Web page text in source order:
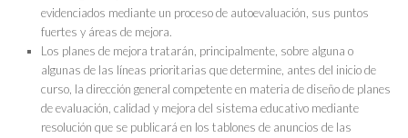
evidenciados mediante un proceso de autoevaluación, sus puntos
fuertes y áreas de mejora.
Los planes de mejora tratarán, principalmente, sobre alguna o
algunas de las líneas prioritarias que determine, antes del inicio de
curso, la dirección general competente en materia de diseño de planes
de evaluación, calidad y mejora del sistema educativo mediante
resolución que se publicará en los tablones de anuncios de las